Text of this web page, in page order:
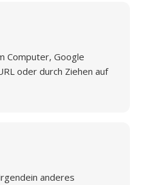
Computer, Google
oder durch Ziehen auf
anderes